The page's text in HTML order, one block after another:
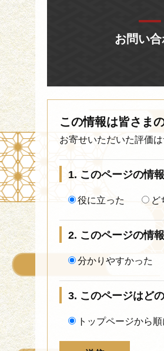
お問い
この情報は皆さま
お寄せいただいた評価
1. このページの情
役に立った ど
2. このページの情
分かりやすかった
3. このページはど
トップページから順